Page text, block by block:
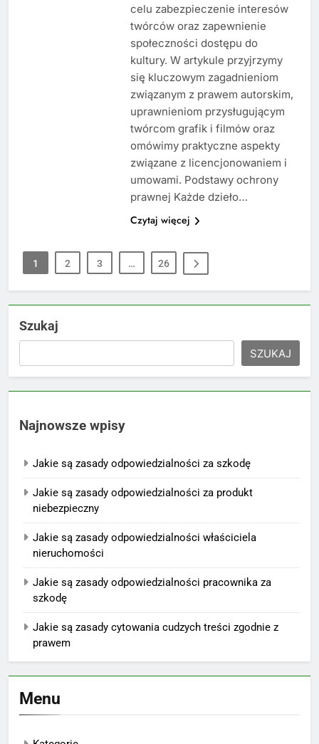
celu zabezpieczenie interesów
twórców oraz zapewnienie
społeczności dostępu do
kultury. W artykule przyjrzymy
się kluczowym zagadnieniom
związanym z prawem autorskim,
uprawnieniom przysługującym
twórcom grafik i filmów oraz
omówimy praktyczne aspekty
związane z licencjonowaniem i
umowami. Podstawy ochrony
prawnej Każde dzieło…
Czytaj więcej
1 2 3 … 26
Szukaj
SZUKAJ
Najnowsze wpisy
Jakie są zasady odpowiedzialności za szkodę
Jakie są zasady odpowiedzialności za produkt
niebezpieczny
Jakie są zasady odpowiedzialności właściciela
nieruchomości
Jakie są zasady odpowiedzialności pracownika za
szkodę
Jakie są zasady cytowania cudzych treści zgodnie z
prawem
Menu